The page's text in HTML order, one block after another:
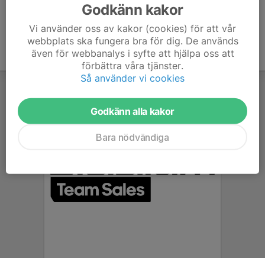
Godkänn kakor
Vi använder oss av kakor (cookies) för att vår
webbplats ska fungera bra för dig. De används
även för webbanalys i syfte att hjälpa oss att
förbättra våra tjänster.
Så använder vi cookies
Godkänn alla kakor
Bara nödvändiga